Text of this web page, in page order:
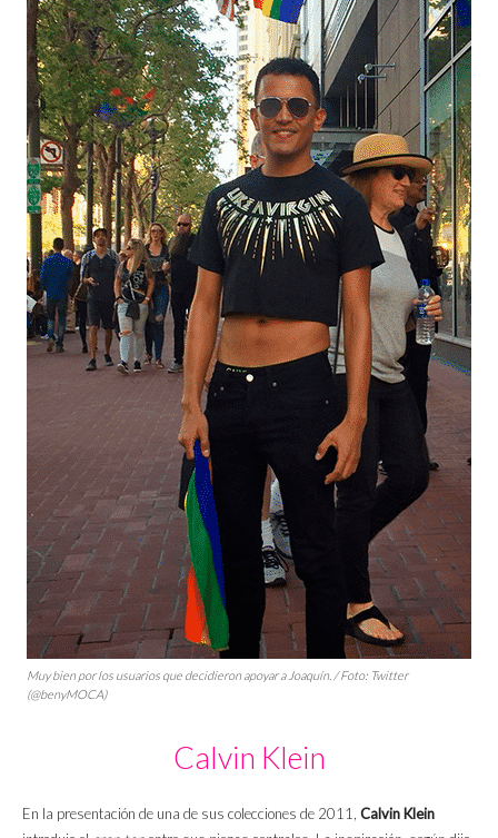
Muy bien por los usuarios que decidieron apoyar a Joaquín. / Foto: Twitter
(@benyMOCA)
Calvin Klein
En la presentación de una de sus colecciones de 2011, Calvin Klein